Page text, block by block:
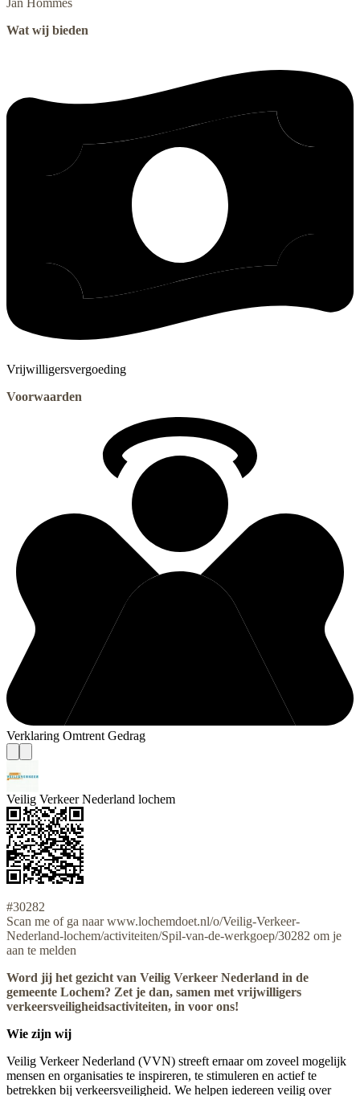
Wat wij bieden
Vrijwilligersvergoeding
Voorwaarden
Verklaring Omtrent Gedrag
Veilig Verkeer Nederland lochem
#30282
Scan me of ga naar www.lochemdoet.nl/o/Veilig-Verkeer-
Nederland-lochem/activiteiten/Spil-van-de-werkgoep/30282 om je
aan te melden
Word jij het gezicht van Veilig Verkeer Nederland in de
gemeente Lochem? Zet je dan, samen met vrijwilligers
verkeersveiligheidsactiviteiten, in voor ons!
Wie zijn wij
Veilig Verkeer Nederland (VVN) streeft ernaar om zoveel mogelijk
mensen en organisaties te inspireren, te stimuleren en actief te
betrekken bij verkeersveiligheid. We helpen iedereen veilig over